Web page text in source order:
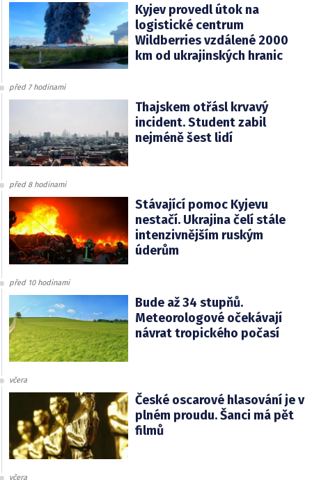
Kyjev provedl útok na
logistické centrum
Wildberries vzdálené 2000
km od ukrajinských hranic
před 7 hodinami
Thajskem otřásl krvavý
incident. Student zabil
nejméně šest lidí
před 8 hodinami
Stávající pomoc Kyjevu
nestačí. Ukrajina čelí stále
intenzivnějším ruským
úderům
před 10 hodinami
Bude až 34 stupňů.
Meteorologové očekávají
návrat tropického počasí
včera
České oscarové hlasování je v
plném proudu. Šanci má pět
filmů
včera